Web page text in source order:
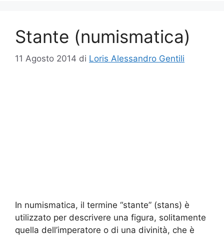
Stante (numismatica)
11 Agosto 2014 di Loris Alessandro Gentili
In numismatica, il termine “stante” (stans) è
utilizzato per descrivere una figura, solitamente
quella dell’imperatore o di una divinità, che è